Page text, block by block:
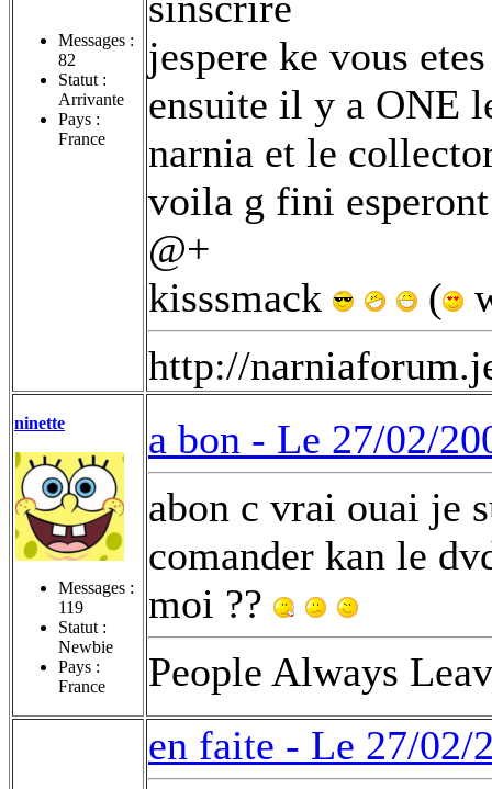
Messages :
82
Statut :
Arrivante
Pays :
France
jespere ke vous
ensuite il y a ONE
narnia et le
voila g fini
@+
kisssmack
(
http://
ninette
Messages :
119
Statut :
Newbie
Pays :
France
a bon - Le 27/02/
abon c vrai ouai je
comander kan le
moi ??
People Always
en faite - Le 27/02/